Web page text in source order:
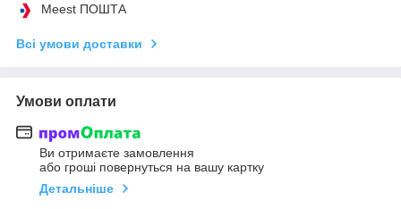
Meest ПОШТА
Всі умови доставки
Умови оплати
Ви отримаєте замовлення
або гроші повернуться на вашу картку
Детальніше